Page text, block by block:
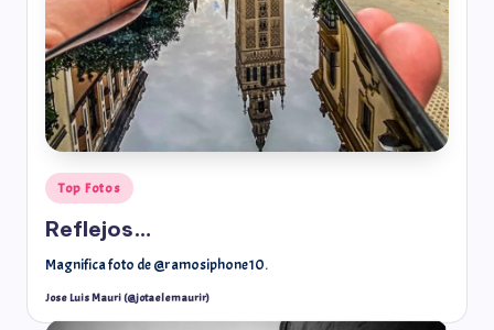
Top Fotos
Reflejos…
Magnifica foto de @ramosiphone10.
Jose Luis Mauri (@jotaelemaurir)